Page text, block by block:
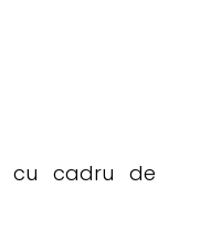
cu cadru de